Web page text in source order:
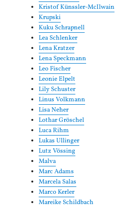
Kristof Künssler-McIlwain
Krupski
Kuku Schrapnell
Lea Schlenker
Lena Kratzer
Lena Speckmann
Leo Fischer
Leonie Elpelt
Lily Schuster
Linus Volkmann
Lisa Neher
Lothar Gröschel
Luca Rihm
Lukas Ullinger
Lutz Vössing
Malva
Marc Adams
Marcela Salas
Marco Kerler
Mareike Schildbach